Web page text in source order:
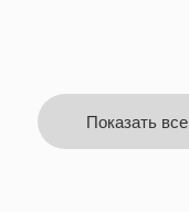
Показать все